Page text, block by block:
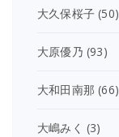
大久保桜子 (50)
大原優乃 (93)
大和田南那 (66)
大嶋みく (3)